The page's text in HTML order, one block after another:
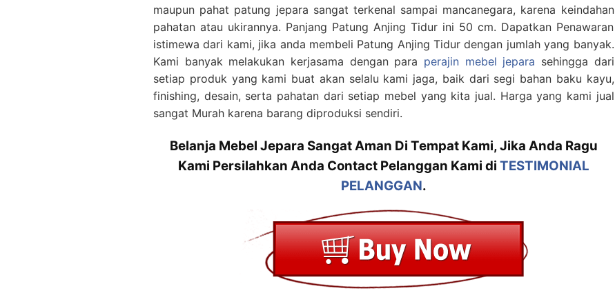
maupun pahat patung jepara sangat terkenal sampai mancanegara, karena keindahan
pahatan atau ukirannya. Panjang Patung Anjing Tidur ini 50 cm. Dapatkan Penawaran
istimewa dari kami, jika anda membeli Patung Anjing Tidur dengan jumlah yang banyak.
Kami banyak melakukan kerjasama dengan para perajin mebel jepara sehingga dari
setiap produk yang kami buat akan selalu kami jaga, baik dari segi bahan baku kayu,
finishing, desain, serta pahatan dari setiap mebel yang kita jual. Harga yang kami jual
sangat Murah karena barang diproduksi sendiri.
Belanja Mebel Jepara Sangat Aman Di Tempat Kami, Jika Anda Ragu
Kami Persilahkan Anda Contact Pelanggan Kami di TESTIMONIAL
PELANGGAN.